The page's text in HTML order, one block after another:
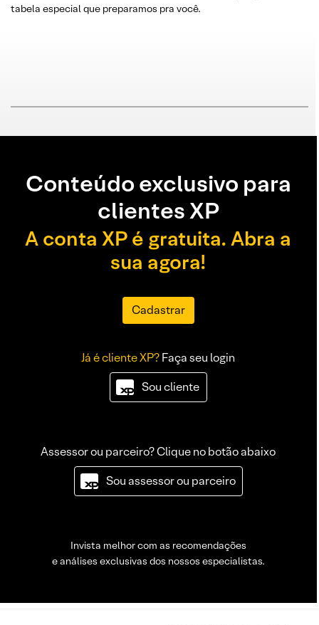
tabela especial que preparamos pra você.
Conteúdo exclusivo para
clientes XP
A conta XP é gratuita. Abra a
sua agora!
Cadastrar
Já é cliente XP?Faça seu login
Sou cliente
Assessor ou parceiro? Clique no botão abaixo
Sou assessor ou parceiro
Invista melhor com as recomendações
e análises exclusivas dos nossos especialistas.